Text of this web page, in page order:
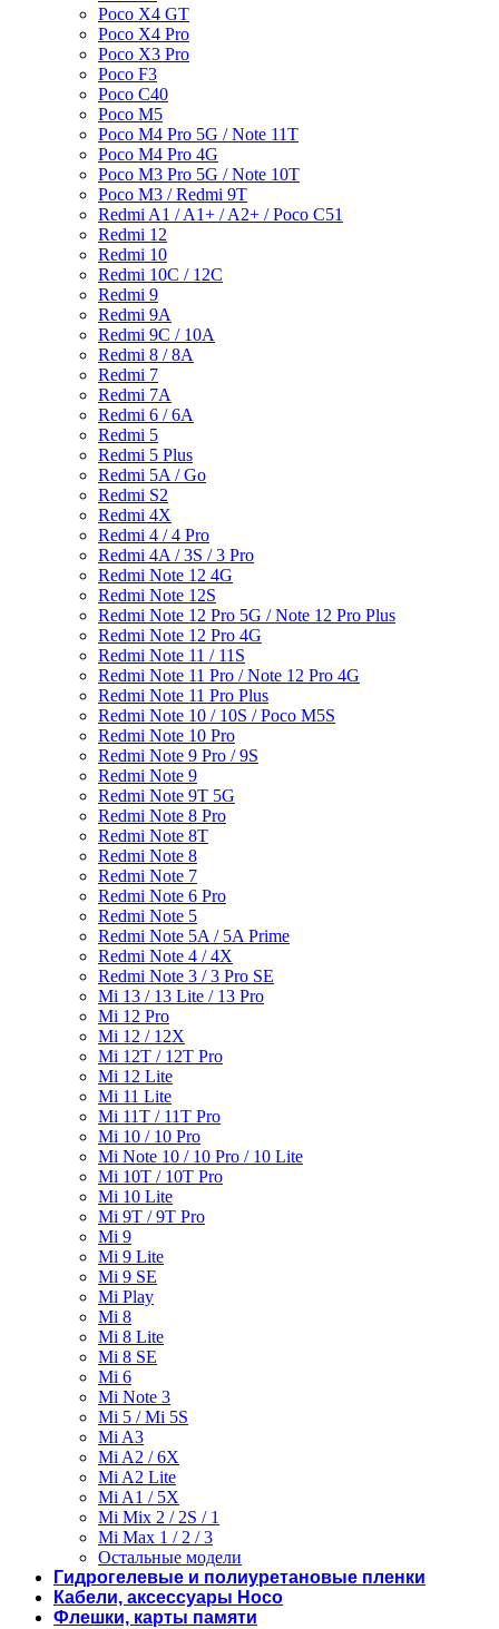
Poco X4 GT
Poco X4 Pro
Poco X3 Pro
Poco F3
Poco C40
Poco M5
Poco M4 Pro 5G / Note 11T
Poco M4 Pro 4G
Poco M3 Pro 5G / Note 10T
Poco M3 / Redmi 9T
Redmi A1 / A1+ / A2+ / Poco C51
Redmi 12
Redmi 10
Redmi 10C / 12C
Redmi 9
Redmi 9A
Redmi 9C / 10A
Redmi 8 / 8A
Redmi 7
Redmi 7A
Redmi 6 / 6A
Redmi 5
Redmi 5 Plus
Redmi 5A / Go
Redmi S2
Redmi 4X
Redmi 4 / 4 Pro
Redmi 4A / 3S / 3 Pro
Redmi Note 12 4G
Redmi Note 12S
Redmi Note 12 Pro 5G / Note 12 Pro Plus
Redmi Note 12 Pro 4G
Redmi Note 11 / 11S
Redmi Note 11 Pro / Note 12 Pro 4G
Redmi Note 11 Pro Plus
Redmi Note 10 / 10S / Poco M5S
Redmi Note 10 Pro
Redmi Note 9 Pro / 9S
Redmi Note 9
Redmi Note 9T 5G
Redmi Note 8 Pro
Redmi Note 8T
Redmi Note 8
Redmi Note 7
Redmi Note 6 Pro
Redmi Note 5
Redmi Note 5A / 5A Prime
Redmi Note 4 / 4X
Redmi Note 3 / 3 Pro SE
Mi 13 / 13 Lite / 13 Pro
Mi 12 Pro
Mi 12 / 12X
Mi 12T / 12T Pro
Mi 12 Lite
Mi 11 Lite
Mi 11T / 11T Pro
Mi 10 / 10 Pro
Mi Note 10 / 10 Pro / 10 Lite
Mi 10T / 10T Pro
Mi 10 Lite
Mi 9T / 9T Pro
Mi 9
Mi 9 Lite
Mi 9 SE
Mi Play
Mi 8
Mi 8 Lite
Mi 8 SE
Mi 6
Mi Note 3
Mi 5 / Mi 5S
Mi A3
Mi A2 / 6X
Mi A2 Lite
Mi A1 / 5X
Mi Mix 2 / 2S / 1
Mi Max 1 / 2 / 3
Остальные модели
Гидрогелевые и полиуретановые пленки
Кабели, аксессуары Hoco
Флешки, карты памяти